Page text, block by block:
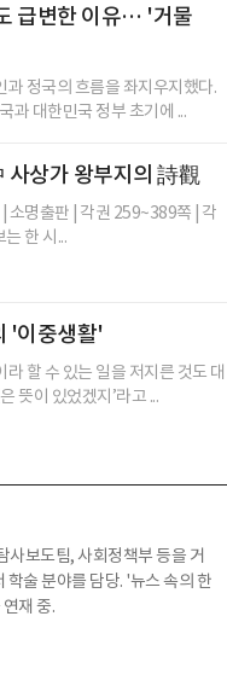
급변한 이유… '거물
과 정국의 흐름을 좌지우지했다.
과 대한민국 정부 초기에 ...
상가 왕부지의 詩觀
소명출판 | 각권 259~389쪽 | 각
한 시...
'이중생활'
할 수 있는 일을 저지른 것도 대
뜻이 있었겠지’라고 ...
사보도팀, 사회정책부 등을 거
술 분야를 담당. '뉴스 속의 한
재 중.